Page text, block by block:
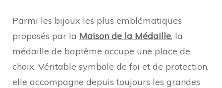
Parmi les bijoux les plus emblématiques
proposés par la Maison de la Médaille, la
médaille de baptême occupe une place de
choix. Véritable symbole de foi et de protection,
elle accompagne depuis toujours les grandes